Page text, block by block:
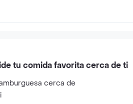
tu comida favorita cerca de ti
cerca de